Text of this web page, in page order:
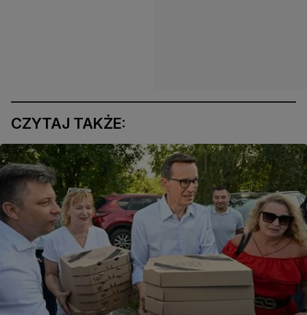
CZYTAJ TAKŻE: